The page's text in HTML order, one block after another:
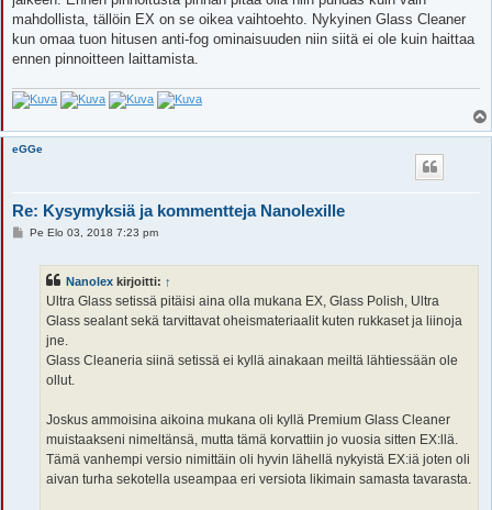
mahdollista, tällöin EX on se oikea vaihtoehto. Nykyinen Glass Cleaner
kun omaa tuon hitusen anti-fog ominaisuuden niin siitä ei ole kuin haittaa
ennen pinnoitteen laittamista.
l
eGGe
Re: Kysymyksiä ja kommentteja Nanolexille
VPe Elo 03, 2018 7:23 pm
Nanolex kirjoitti: ↑
Ultra Glass setissä pitäisi aina olla mukana EX, Glass Polish, Ultra
Glass sealant sekä tarvittavat oheismateriaalit kuten rukkaset ja liinoja
jne.
Glass Cleaneria siinä setissä ei kyllä ainakaan meiltä lähtiessään ole
ollut.
Joskus ammoisina aikoina mukana oli kyllä Premium Glass Cleaner
muistaakseni nimeltänsä, mutta tämä korvattiin jo vuosia sitten EX:llä.
Tämä vanhempi versio nimittäin oli hyvin lähellä nykyistä EX:iä joten oli
aivan turha sekotella useampaa eri versiota likimain samasta tavarasta.